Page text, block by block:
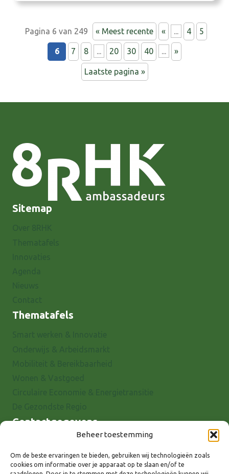
Beheer toestemming
Om de beste ervaringen te bieden, gebruiken wij technologieën zoals
cookies om informatie over je apparaat op te slaan en/of te
Pagina 6 van 249 « Meest recente « ... 4 5
6 7 8 ... 20 30 40 ... »
Laatste pagina »
Sitemap
Thematafels
Contactgegevens
7001 EX Doetinchem
E-mail: info@8rhk.nl